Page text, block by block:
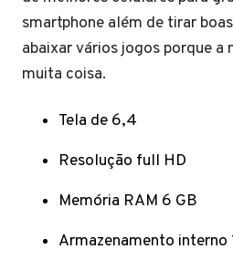
smartphone além de tirar
abaixar vários jogos porque a
muita coisa.
Tela de 6,4
Resolução full HD
Memória RAM 6 GB
Armazenamento interno